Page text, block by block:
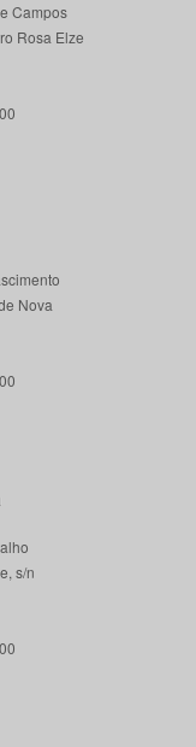
Campos
Rosa Elze
Nova
s/n